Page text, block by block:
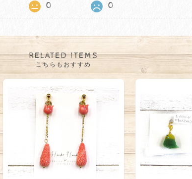
0 0
RELATED ITEMS
こちらもおすすめ